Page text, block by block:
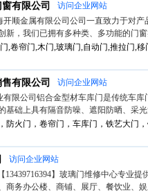
有限公司
访问企业网站
开顺金属有限公司公司一直致力于对
新，我们已拥有多种类、多功能的门
,卷帘门,木门,玻璃门,自动门,推拉门,
有限公司
访问企业网站
有限公司铝合金型材车库门是传统车
基础上具有隔音防噪、遮阳防晒、采
防火门，卷帘门，车库门，铁艺大门
访问企业网站
13439716394】玻璃门维修中心专业提
商务办公楼、商铺、展厅、餐饮业、